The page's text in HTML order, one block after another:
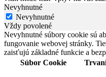
Nevyhnutné
Nevyhnutné
Vždy povolené
Nevyhnutné súbory cookie sú
fungovanie webovej stránky.
zaisťujú základné funkcie a
Súbor Cookie